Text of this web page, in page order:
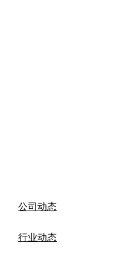
公司动态
行业动态